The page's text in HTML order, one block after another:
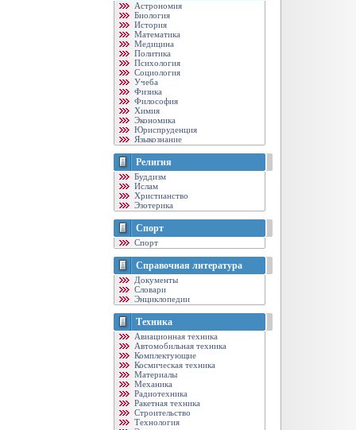
Астрономия
Биология
История
Математика
Медицина
Политика
Психология
Социология
Учеба
Физика
Философия
Химия
Экономика
Юриспруденция
Языкознание
Религия
Буддизм
Ислам
Христианство
Эзотерика
Спорт
Спорт
Справочная литература
Документы
Словари
Энциклопедии
Техника
Авиационная техника
Автомобильная техника
Комплектующие
Космическая техника
Материалы
Механика
Радиотехника
Ракетная техника
Строительство
Технология